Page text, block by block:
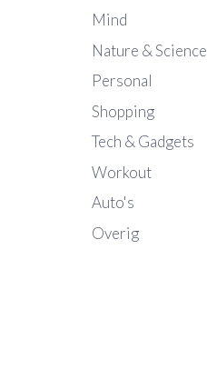
Mind
Nature & Science
Personal
Shopping
Tech & Gadgets
Workout
Auto's
Overig